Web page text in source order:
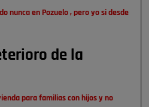
nunca en Pozuelo , pero yo si desde
de la
para familias con hijos y no